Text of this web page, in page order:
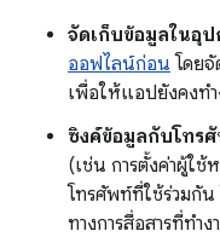
จัดเก็บข้อมูลในอุ
ออฟไลน์ก่อน โดย
เพื่อให้แอปยังคงท
ซิงค์ข้อมูลกับโทร
(เช่น การตั้งค่าผู้ใช้
โทรศัพท์ที่ใช้ร่วมกัน
ทางการสื่อสารที่ทำ